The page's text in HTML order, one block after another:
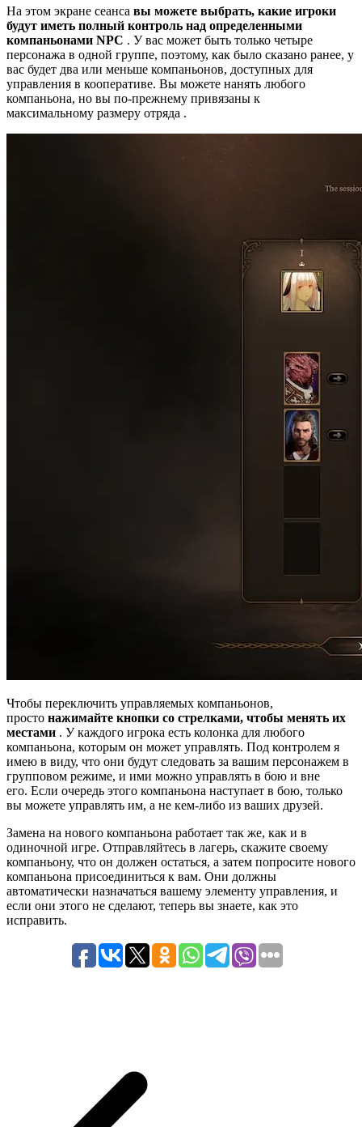
На этом экране сеанса вы можете выбрать, какие игроки
будут иметь полный контроль над определенными
компаньонами NPC . У вас может быть только четыре
персонажа в одной группе, поэтому, как было сказано ранее, у
вас будет два или меньше компаньонов, доступных для
управления в кооперативе. Вы можете нанять любого
компаньона, но вы по-прежнему привязаны к
максимальному размеру отряда .
Чтобы переключить управляемых компаньонов,
просто нажимайте кнопки со стрелками, чтобы менять их
местами . У каждого игрока есть колонка для любого
компаньона, которым он может управлять. Под контролем я
имею в виду, что они будут следовать за вашим персонажем в
групповом режиме, и ими можно управлять в бою и вне
его. Если очередь этого компаньона наступает в бою, только
вы можете управлять им, а не кем-либо из ваших друзей.
Замена на нового компаньона работает так же, как и в
одиночной игре. Отправляйтесь в лагерь, скажите своему
компаньону, что он должен остаться, а затем попросите нового
компаньона присоединиться к вам. Они должны
автоматически назначаться вашему элементу управления, и
если они этого не сделают, теперь вы знаете, как это
исправить.